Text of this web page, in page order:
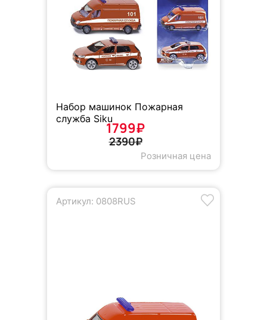
Набор машинок Пожарная
служба Siku
1799₽
2390₽
Розничная цена
Артикул: 0808RUS